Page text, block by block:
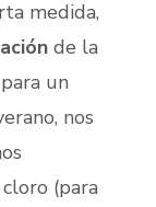
medida,
de la
para un
nos
(para